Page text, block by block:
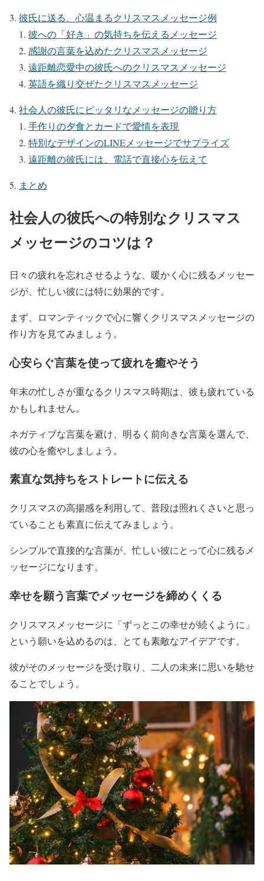
彼氏に送る、心温まるクリスマスメッセージ例
彼への「好き」の気持ちを伝えるメッセージ
感謝の言葉を込めたクリスマスメッセージ
遠距離恋愛中の彼氏へのクリスマスメッセージ
英語を織り交ぜたクリスマスメッセージ
社会人の彼氏にピッタリなメッセージの贈り方
手作りの夕食とカードで愛情を表現
特別なデザインのLINEメッセージでサプライズ
遠距離の彼氏には、電話で直接心を伝えて
まとめ
社会人の彼氏への特別なクリスマス
メッセージのコツは？
日々の疲れを忘れさせるような、暖かく心に残るメッセー
ジが、忙しい彼には特に効果的です。
まず、ロマンティックで心に響くクリスマスメッセージの
作り方を見てみましょう。
心安らぐ言葉を使って疲れを癒やそう
年末の忙しさが重なるクリスマス時期は、彼も疲れている
かもしれません。
ネガティブな言葉を避け、明るく前向きな言葉を選んで、
彼の心を癒やしましょう。
素直な気持ちをストレートに伝える
クリスマスの高揚感を利用して、普段は照れくさいと思っ
ていることも素直に伝えてみましょう。
シンプルで直接的な言葉が、忙しい彼にとって心に残るメ
ッセージになります。
幸せを願う言葉でメッセージを締めくくる
クリスマスメッセージに「ずっとこの幸せが続くように」
という願いを込めるのは、とても素敵なアイデアです。
彼がそのメッセージを受け取り、二人の未来に思いを馳せ
ることでしょう。